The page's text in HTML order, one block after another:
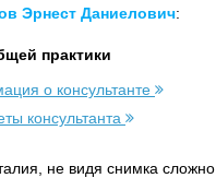
Эрнест Даниелович:
практики
о консультанте
консультанта
не видя снимка сложно